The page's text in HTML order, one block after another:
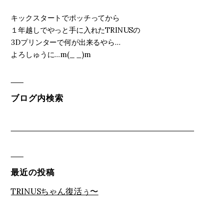
キックスタートでポッチってから
１年越しでやっと手に入れたTRINUSの
3Dプリンターで何が出来るやら...
よろしゅうに...m(_ _)m
ブログ内検索
最近の投稿
TRINUSちゃん復活ぅ〜